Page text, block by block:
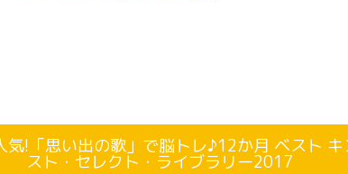
気!「思い出の歌」で脳トレ♪12か月 ベスト キ
スト・セレクト・ライブラリー2017